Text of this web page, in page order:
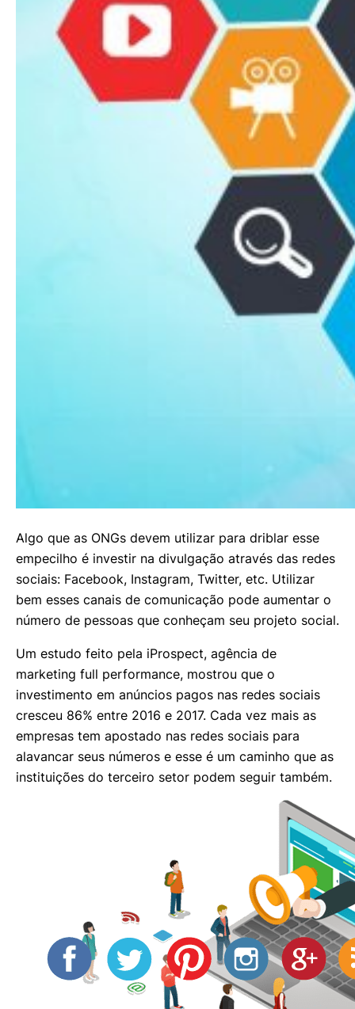
Algo que as ONGs devem utilizar para driblar esse
empecilho é investir na divulgação através das redes
sociais: Facebook, Instagram, Twitter, etc. Utilizar
bem esses canais de comunicação pode aumentar o
número de pessoas que conheçam seu projeto social.
Um estudo feito pela iProspect, agência de
marketing full performance, mostrou que o
investimento em anúncios pagos nas redes sociais
cresceu 86% entre 2016 e 2017. Cada vez mais as
empresas tem apostado nas redes sociais para
alavancar seus números e esse é um caminho que as
instituições do terceiro setor podem seguir também.